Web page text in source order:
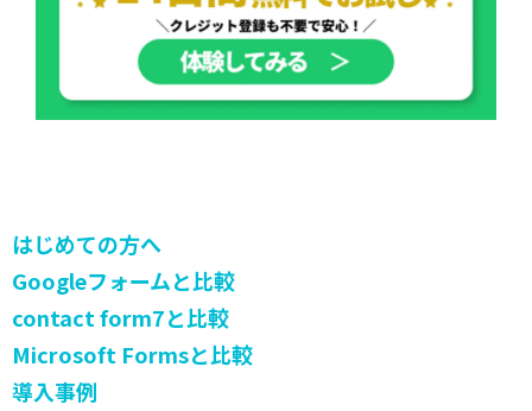
はじめての方へ
Googleフォームと比較
contact form7と比較
Microsoft Formsと比較
導入事例